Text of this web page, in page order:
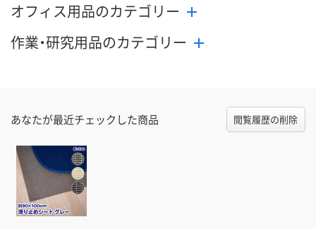
オフィス用品のカテゴリー
作業・研究用品のカテゴリー
あなたが最近チェックした商品 閲覧履歴の削除